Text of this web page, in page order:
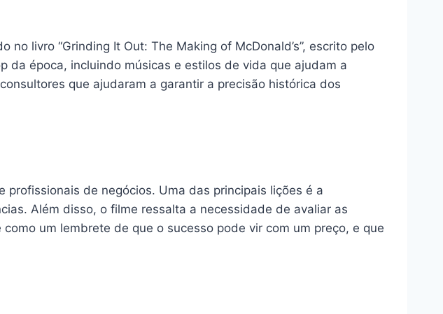
livro “Grinding It Out: The Making of McDonald’s”, escrito pelo
da época, incluindo músicas e estilos de vida que ajudam a
que ajudaram a garantir a precisão histórica dos
profissionais de negócios. Uma das principais lições é a
Além disso, o filme ressalta a necessidade de avaliar as
um lembrete de que o sucesso pode vir com um preço, e que